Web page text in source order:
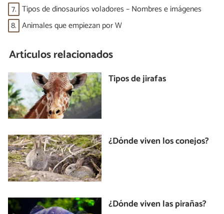
7. Tipos de dinosaurios voladores – Nombres e imágenes
8. Animales que empiezan por W
Artículos relacionados
Tipos de jirafas
¿Dónde viven los conejos?
¿Dónde viven las pirañas?